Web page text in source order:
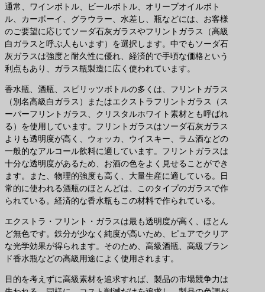
通常、ワインボトル、ビールボトル、オリーブオイルボト
ル、カーボーイ、グラウラー、水差し、瓶などには、お客様
のご要望に応じてソーダ石灰ガラスやフリントガラス（高級
白ガラスと呼ぶ人もいます）を選択します。中でもソーダ石
灰ガラスは強度と耐久性に優れ、経済的で手頃な価格という
利点もあり、ガラス瓶製造に広く使われています。
香水瓶、酒瓶、スピリッツボトルの多くは、フリントガラス
（別名高級白ガラス）またはエクストラフリントガラス（ス
ーパーフリントガラス、クリスタルホワイト素材とも呼ばれ
る）を使用しています。フリントガラスはソーダ石灰ガラス
よりも透明度が高く、ウォッカ、ウイスキー、ラム酒などの
一般的なアルコール飲料に適しています。フリントガラスは
十分な透明度があるため、お酒の色をよく見せることができ
ます。また、物理的強度も高く、大量生産に適している。日
常的に使われる酒瓶のほとんどは、このタイプのガラスで作
られている。経済的な香水瓶もこの材料で作られている。
エクストラ・フリント・ガラスは最も透明度が高く、ほとん
ど無色です。鉄分が少なく純度が高いため、ピュアでクリア
な光学効果が得られます。そのため、高級酒瓶、高級ブラン
ド香水瓶などの高級用途によく使用されます。
目的を考えずに高級素材を追求すれば、製品の市場競争力は